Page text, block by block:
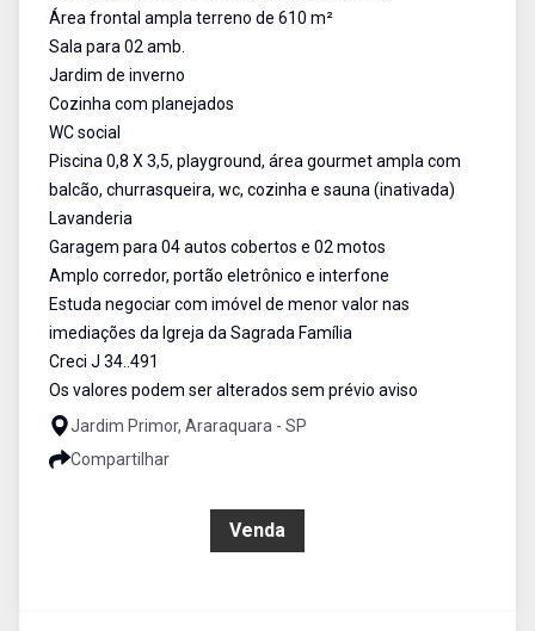
Área frontal ampla terreno de 610 m²
Sala para 02 amb.
Jardim de inverno
Cozinha com planejados
WC social
Piscina 0,8 X 3,5, playground, área gourmet ampla com
balcão, churrasqueira, wc, cozinha e sauna (inativada)
Lavanderia
Garagem para 04 autos cobertos e 02 motos
Amplo corredor, portão eletrônico e interfone
Estuda negociar com imóvel de menor valor nas
imediações da Igreja da Sagrada Família
Creci J 34..491
Os valores podem ser alterados sem prévio aviso
Jardim Primor, Araraquara - SP
Compartilhar
Venda